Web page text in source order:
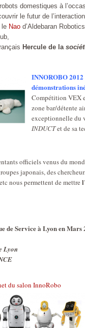
domestiques à
le futur de
le Nao d’Aldebaran
Hercule de la
INNOROBO 2012
démonstrations
Compétition VEX
zone bar/détente
exceptionnelle du
INDUCTet de sa
officiels venus du
japonais, des
nous permettent de mettre
de Service à Lyon en Mars
Lyon
du salon InnoRobo